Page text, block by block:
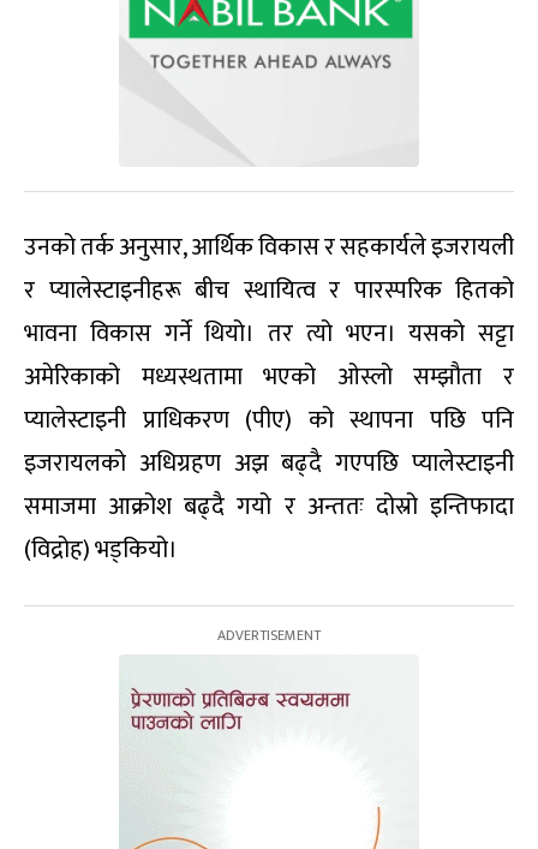
उनको तर्क अनुसार, आर्थिक विकास र सहकार्यले इजरायली
र प्यालेस्टाइनीहरू बीच स्थायित्व र पारस्परिक हितको
भावना विकास गर्ने थियो। तर त्यो भएन। यसको सट्टा
अमेरिकाको मध्यस्थतामा भएको ओस्लो सम्झौता र
प्यालेस्टाइनी प्राधिकरण (पीए) को स्थापना पछि पनि
इजरायलको अधिग्रहण अझ बढ्दै गएपछि प्यालेस्टाइनी
समाजमा आक्रोश बढ्दै गयो र अन्ततः दोस्रो इन्तिफादा
(विद्रोह) भड्कियो।